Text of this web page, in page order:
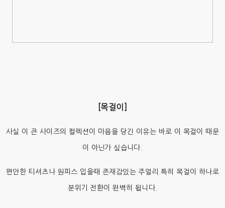
[목걸이]
사실 이 큰 사이즈의 컬렉션이 마음을 당긴 이유는 바로 이 목걸이 때문
이 아닌가 싶습니다.
편안한 티셔츠나 원피스 입을때 존재감있는 주얼리.특히 목걸이 하나로
분위기 전환이 완벽히 됩니다.